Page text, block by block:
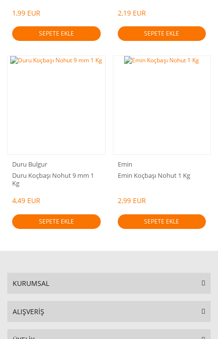
1,99 EUR
SEPETE EKLE
2,19 EUR
SEPETE EKLE
Duru Bulgur
Duru Koçbaşı Nohut 9 mm 1
Kg
4,49 EUR
SEPETE EKLE
Emin
Emin Koçbaşı Nohut 1 Kg
2,99 EUR
SEPETE EKLE
KURUMSAL
ALIŞVERİŞ